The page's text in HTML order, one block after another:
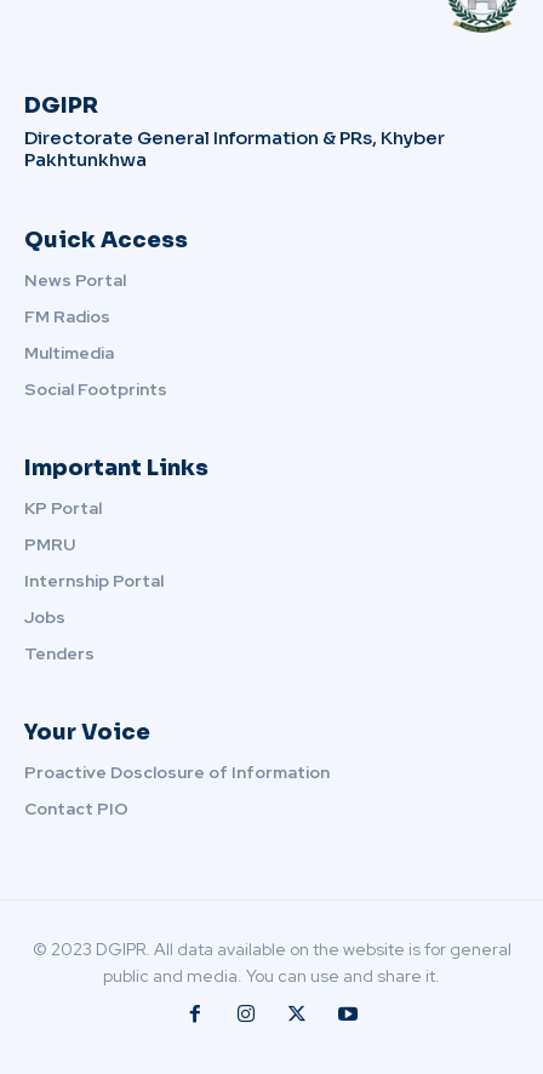
DGIPR
Directorate General Information & PRs, Khyber
Pakhtunkhwa
Quick Access
News Portal
FM Radios
Multimedia
Social Footprints
Important Links
KP Portal
PMRU
Internship Portal
Jobs
Tenders
Your Voice
Proactive Dosclosure of Information
Contact PIO
© 2023 DGIPR. All data available on the website is for general
public and media. You can use and share it.